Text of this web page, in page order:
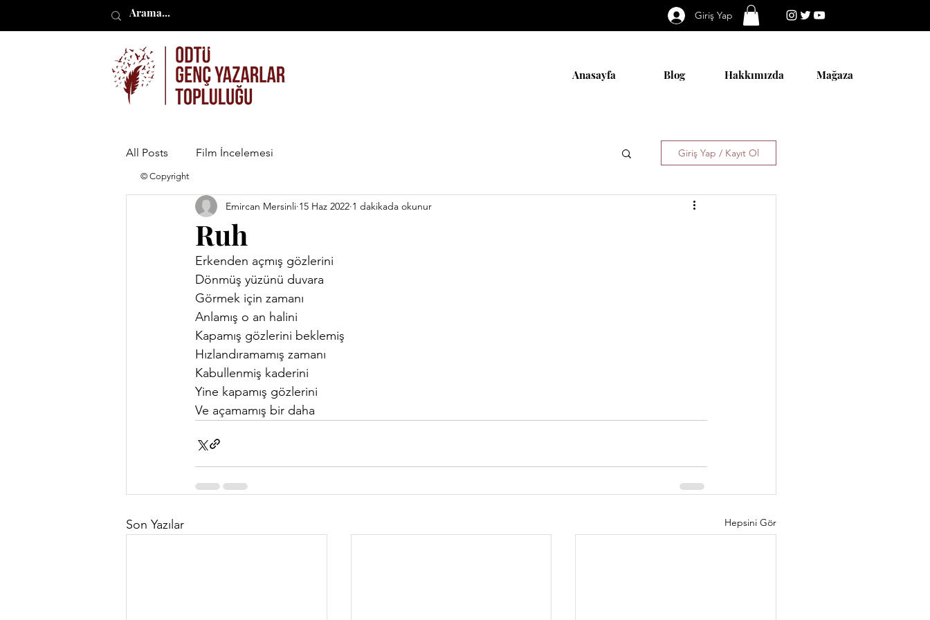
Giriş Yap
Anasayfa Blog Hakkımızda Mağaza
All Posts Film İncelemesi Giriş Yap / Kayıt Ol
Ruh
Emircan Mersinli 15 Haz 2022 1 dakikada okunur
Erkenden açmış gözlerini
Dönmüş yüzünü duvara
Görmek için zamanı
Anlamış o an halini
Kapamış gözlerini beklemiş
Hızlandıramamış zamanı
Kabullenmiş kaderini
Yine kapamış gözlerini
Ve açamamış bir daha
Son Yazılar Hepsini Gör
© Copyright